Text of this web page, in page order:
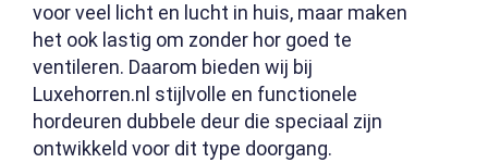
voor veel licht en lucht in huis, maar maken
het ook lastig om zonder hor goed te
ventileren. Daarom bieden wij bij
Luxehorren.nl stijlvolle en functionele
hordeuren dubbele deur die speciaal zijn
ontwikkeld voor dit type doorgang.